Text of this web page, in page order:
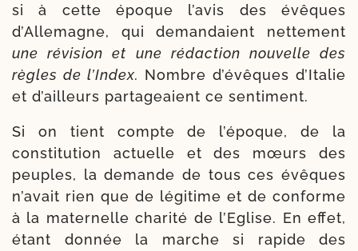
si à cette époque l’a­vis des évêques
d’Allemagne, qui deman­daient net­tement
une révi­sion et une rédac­tion nou­velle des
règles de l’Index. Nombre d’évêques d’Italie
et d’ailleurs par­ta­geaient ce sentiment.
Si on tient compte de l’époque, de la
consti­tu­tion actuelle et des mœurs des
peuples, la demande de tous ces évêques
n’a­vait rien que de légi­time et de conforme
à la mater­nelle cha­ri­té de l’Eglise. En effet,
étant don­née la marche si rapide des